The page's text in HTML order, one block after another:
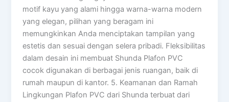
motif kayu yang alami hingga warna-warna modern
yang elegan, pilihan yang beragam ini
memungkinkan Anda menciptakan tampilan yang
estetis dan sesuai dengan selera pribadi. Fleksibilitas
dalam desain ini membuat Shunda Plafon PVC
cocok digunakan di berbagai jenis ruangan, baik di
rumah maupun di kantor. 5. Keamanan dan Ramah
Lingkungan Plafon PVC dari Shunda terbuat dari